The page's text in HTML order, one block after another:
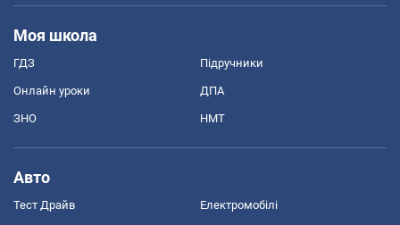
Моя школа
ГДЗ Підручники
Онлайн уроки ДПА
ЗНО НМТ
Авто
Тест Драйв Електромобілі